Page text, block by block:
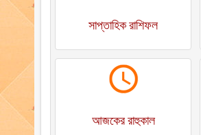
সাপ্তাহিক রাশিফল
আজকের রাহুকাল